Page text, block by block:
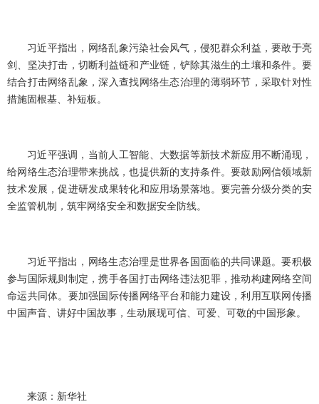
习近平指出，网络乱象污染社会风气，侵犯群众利益，要敢于亮
剑、坚决打击，切断利益链和产业链，铲除其滋生的土壤和条件。要
结合打击网络乱象，深入查找网络生态治理的薄弱环节，采取针对性
措施固根基、补短板。
习近平强调，当前人工智能、大数据等新技术新应用不断涌现，
给网络生态治理带来挑战，也提供新的支持条件。要鼓励网信领域新
技术发展，促进研发成果转化和应用场景落地。要完善分级分类的安
全监管机制，筑牢网络安全和数据安全防线。
习近平指出，网络生态治理是世界各国面临的共同课题。要积极
参与国际规则制定，携手各国打击网络违法犯罪，推动构建网络空间
命运共同体。要加强国际传播网络平台和能力建设，利用互联网传播
中国声音、讲好中国故事，生动展现可信、可爱、可敬的中国形象。
来源：新华社